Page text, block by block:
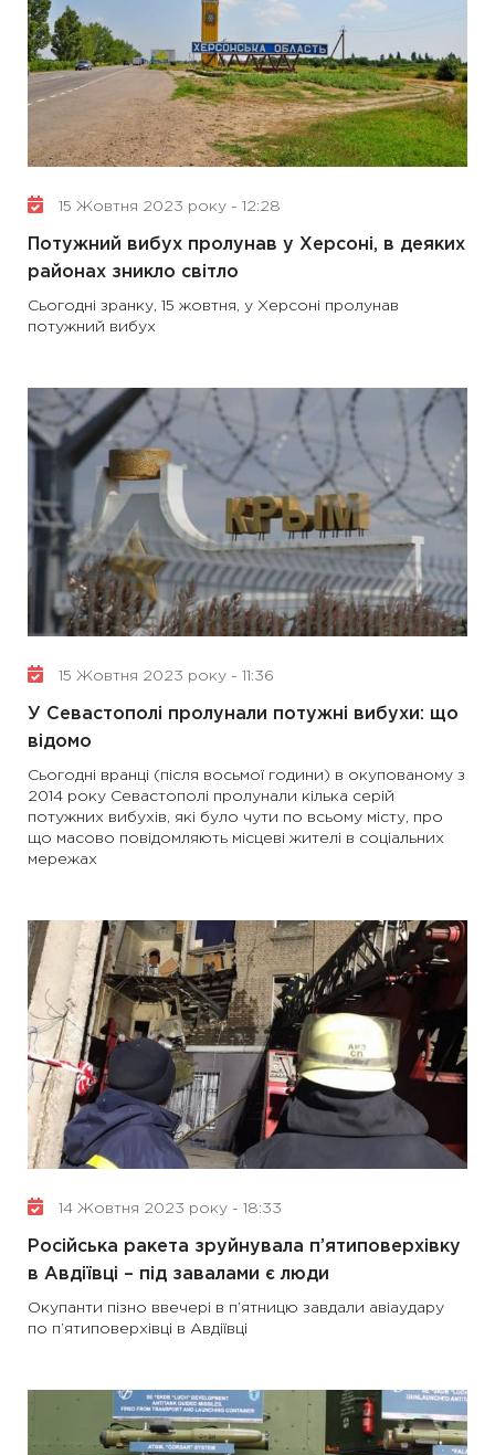
15 Жовтня 2023 року - 12:28
Потужний вибух пролунав у Херсоні, в деяких
районах зникло світло
Сьогодні зранку, 15 жовтня, у Херсоні пролунав
потужний вибух
15 Жовтня 2023 року - 11:36
У Севастополі пролунали потужні вибухи: що
відомо
Сьогодні вранці (після восьмої години) в окупованому з
2014 року Севастополі пролунали кілька серій
потужних вибухів, які було чути по всьому місту, про
що масово повідомляють місцеві жителі в соціальних
мережах
14 Жовтня 2023 року - 18:33
Російська ракета зруйнувала п’ятиповерхівку
в Авдіївці – під завалами є люди
Окупанти пізно ввечері в п’ятницю завдали авіаудару
по п’ятиповерхівці в Авдіївці